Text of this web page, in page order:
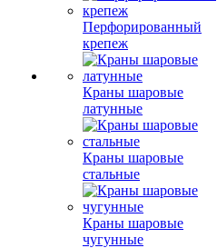
Перфорированный
крепеж
Краны шаровые
латунные
Краны шаровые
стальные
Краны шаровые
чугунные